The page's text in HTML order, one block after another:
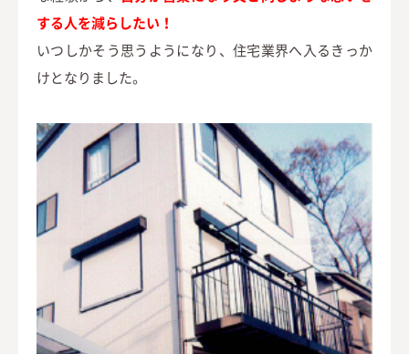
する人を減らしたい！
いつしかそう思うようになり、住宅業界へ入るきっか
けとなりました。